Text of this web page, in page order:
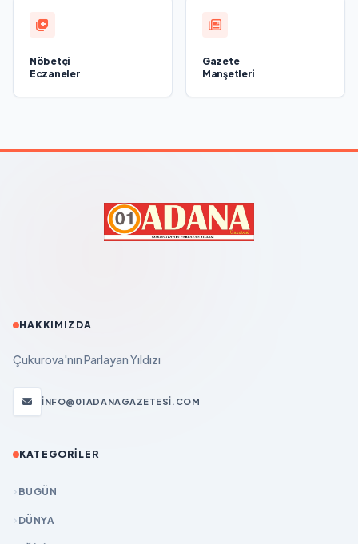
Nöbetçi
Eczaneler
Gazete
Manşetleri
HAKKIMIZDA
Çukurova'nın Parlayan Yıldızı
INFO@01ADANAGAZETESI.COM
KATEGORILER
BUGÜN
DÜNYA